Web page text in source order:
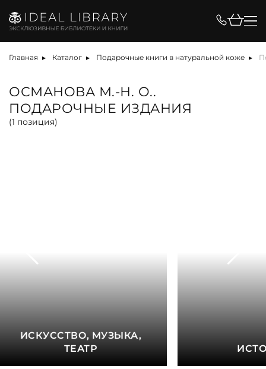
Главная Каталог Подарочные книги в натуральной коже
ОСМАНОВА М.-Н. О..
ПОДАРОЧНЫЕ ИЗДАНИЯ
(1 позиция)
ИСКУССТВО, МУЗЫКА,
ТЕАТР
Цена, ₽
Вид
Язык